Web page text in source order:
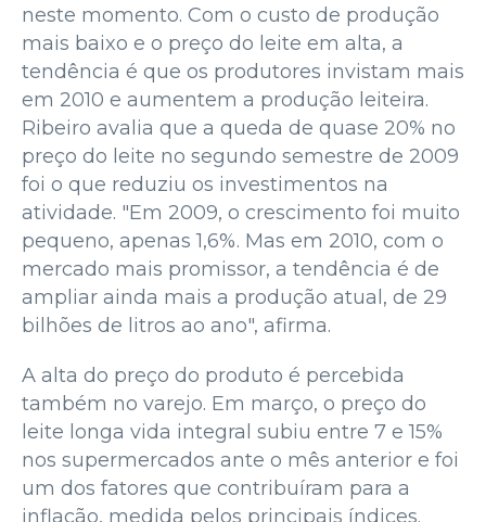
neste momento. Com o custo de produção
mais baixo e o preço do leite em alta, a
tendência é que os produtores invistam mais
em 2010 e aumentem a produção leiteira.
Ribeiro avalia que a queda de quase 20% no
preço do leite no segundo semestre de 2009
foi o que reduziu os investimentos na
atividade. "Em 2009, o crescimento foi muito
pequeno, apenas 1,6%. Mas em 2010, com o
mercado mais promissor, a tendência é de
ampliar ainda mais a produção atual, de 29
bilhões de litros ao ano", afirma.
A alta do preço do produto é percebida
também no varejo. Em março, o preço do
leite longa vida integral subiu entre 7 e 15%
nos supermercados ante o mês anterior e foi
um dos fatores que contribuíram para a
inflação, medida pelos principais índices.